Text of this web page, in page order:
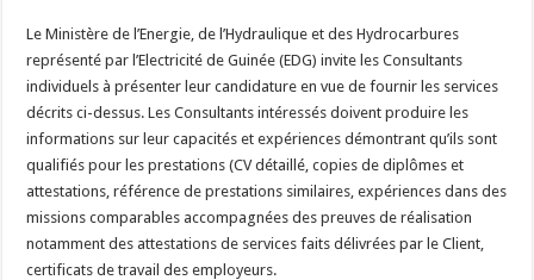
Le Ministère de l’Energie, de l’Hydraulique et des Hydrocarbures
représenté par l’Electricité de Guinée (EDG) invite les Consultants
individuels à présenter leur candidature en vue de fournir les services
décrits ci-dessus. Les Consultants intéressés doivent produire les
informations sur leur capacités et expériences démontrant qu’ils sont
qualifiés pour les prestations (CV détaillé, copies de diplômes et
attestations, référence de prestations similaires, expériences dans des
missions comparables accompagnées des preuves de réalisation
notamment des attestations de services faits délivrées par le Client,
certificats de travail des employeurs.